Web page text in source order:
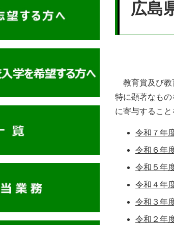
広島
教育賞及び教
特に顕著なも
に寄与すること
令和７年
令和６年
令和５年
令和４年
令和３年
令和２年